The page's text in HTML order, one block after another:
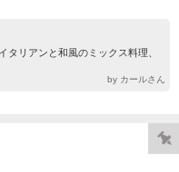
リアンと和風のミックス料理、
by カールさん